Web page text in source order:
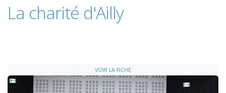
La charité d'Ailly
VOIR LA FICHE